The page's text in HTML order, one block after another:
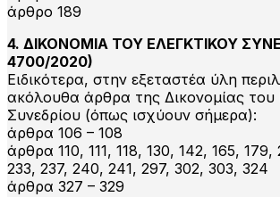
άρθρο 189
4. ΔΙΚΟΝΟΜΙΑ ΤΟΥ ΕΛΕΓΚΤΙΚΟΥ
4700/2020)
Ειδικότερα, στην εξεταστέα ύλη
ακόλουθα άρθρα της Δικονομίας του
Συνεδρίου (όπως ισχύουν σήμερα):
άρθρα 106 – 108
άρθρα 110, 111, 118, 130, 142, 165, 179,
233, 237, 240, 241, 297, 302, 303, 324
άρθρα 327 – 329